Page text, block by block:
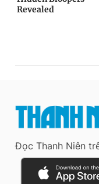
Đọc Thanh Niên